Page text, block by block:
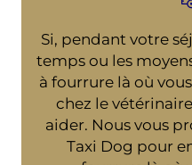
Si, pendant votre
temps ou les
à fourrure là où
chez le
aider. Nous vous
Taxi Dog pour